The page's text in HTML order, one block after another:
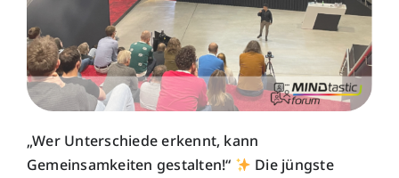
Unsere Wirkung
„Wer Unterschiede erkennt, kann
Gemeinsamkeiten gestalten!“
Die jüngste